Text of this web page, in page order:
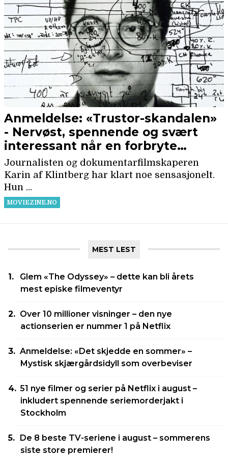
MEST LEST
Glem «The Odyssey» – dette kan bli årets
mest episke filmeventyr
Over 10 millioner visninger – den nye
actionserien er nummer 1 på Netflix
Anmeldelse: «Det skjedde en sommer» –
Mystisk skjærgårdsidyll som overbeviser
51 nye filmer og serier på Netflix i august –
inkludert spennende seriemorderjakt i
Stockholm
De 8 beste TV-seriene i august – sommerens
siste store premierer!